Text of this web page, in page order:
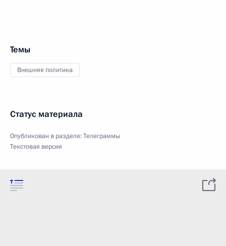
Темы
Внешняя политика
Статус материала
Опубликован в разделе:Телеграммы
Текстовая версия